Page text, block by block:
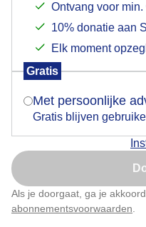
Ontvang voor
10% donatie aan
Elk moment
Gratis
Met persoonlijke
Gratis blijven
Als je doorgaat, ga je
abonnementsvoorwaarden
Door: ria brasser Gemaakt:
Mooiuitzicht
Indien je hier nog
verschijnt er zo een
Is goed,
Nu niet,
Klik hierom